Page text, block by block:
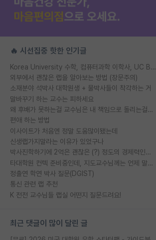
🔥 시선집중 핫한 인기글
Korea University 수학, 컴퓨터과학 이학사, UC Berkeley 산업공학 대학원 공학박사가 되는 것은 쉽지 않겠죠?
외부에서 괜찮은 랩을 알아보는 방법 (장문주의)
소재분야 석박사 대학원생 + 물박사들이 착각하는 거
말바꾸기 하는 교수는 피하세요
왜 후배가 못하는걸 교수님은 내 책임으로 돌리는걸까요?
편애 하는 방법
이사이트가 처음엔 정말 도움많이됐는데
신생랩가지말라는 이유가 있었구나
박사진학하기에 2억은 괜찮은 (?) 정도의 경제력인가요
타대학원 컨텍 준비중인데, 지도교수님께는 언제 말씀드려야 할까요?
정출연 학연 박사 질문(DGIST)
통신 관련 랩 추천
K 전전 교수님들 랩실 어떤지 질문드려요!
최근 댓글이 많이 달린 글